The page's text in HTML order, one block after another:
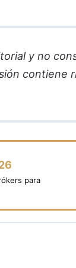
y no
contiene
para